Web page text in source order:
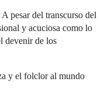
pesar del transcurso del
y acuciosa como lo
devenir de los
y el folclor al mundo